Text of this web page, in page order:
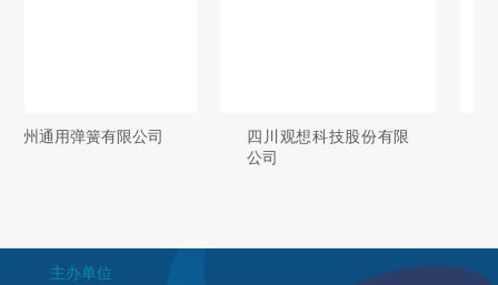
四川观想科技股份有限
上海易捷包装技术有限
主办单位